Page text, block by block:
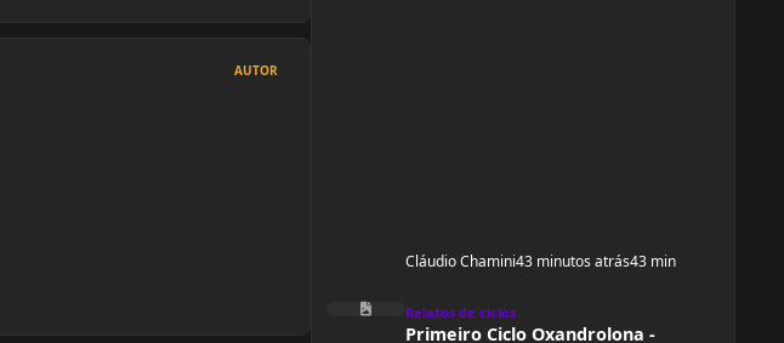
AUTOR
Cláudio Chamini43 minutos atrás43 min
Primeiro Ciclo Oxandrolona - Feminio
Relatos de ciclos
Primeiro Ciclo Oxandrolona -